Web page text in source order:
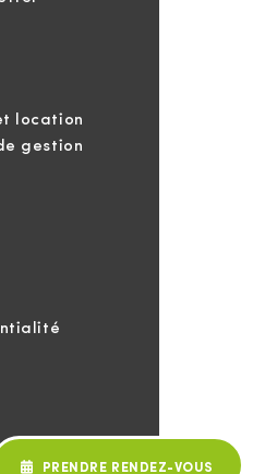
location
gestion
PRENDRE RENDEZ-VOUS